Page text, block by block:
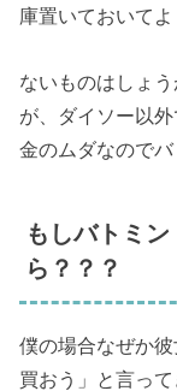
庫置いておいてよ
ないものはしょ
が、ダイソー以
金のムダなので
もしバトミ
ら？？？
僕の場合なぜか
買おう」と言っ